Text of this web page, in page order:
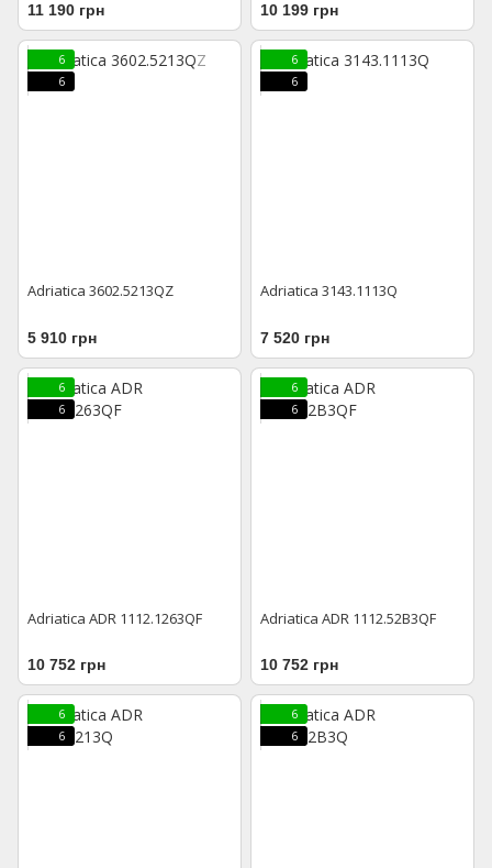
11 190 грн 10 199 грн
6
6
Adriatica 3602.5213QZ
5 910 грн
6
6
Adriatica 3143.1113Q
7 520 грн
6
6
Adriatica ADR 1112.1263QF
10 752 грн
6
6
Adriatica ADR 1112.52B3QF
10 752 грн
6
6
6
6